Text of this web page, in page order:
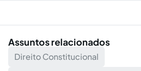
Assuntos relacionados
Direito Constitucional